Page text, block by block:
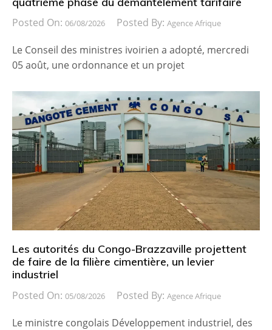
Posted On: 06/08/2026 Posted By: Agence Afrique
Le Conseil des ministres ivoirien a adopté, mercredi
05 août, une ordonnance et un projet
Les autorités du Congo-Brazzaville projettent
de faire de la filière cimentière, un levier
industriel
Posted On: 05/08/2026 Posted By: Agence Afrique
Le ministre congolais Développement industriel, des